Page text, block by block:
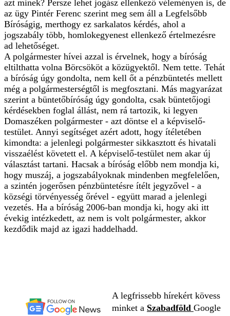
azt minek? Persze lehet jogász ellenkező véleményen is, de
az ügy Pintér Ferenc szerint meg sem áll a Legfelsőbb
Bíróságig, merthogy ez sarkalatos kérdés, ahol a
jogszabály több, homlokegyenest ellenkező értelmezésre
ad lehetőséget.
A polgármester hívei azzal is érvelnek, hogy a bíróság
eltilthatta volna Börcsököt a közügyektől. Nem tette. Tehát
a bíróság úgy gondolta, nem kell őt a pénzbüntetés mellett
még a polgármesterségtől is megfosztani. Más magyarázat
szerint a büntetőbíróság úgy gondolta, csak büntetőjogi
kérdésekben foglal állást, nem rá tartozik, ki legyen
Domaszéken polgármester - azt döntse el a képviselő-
testület. Annyi segítséget azért adott, hogy ítéletében
kimondta: a jelenlegi polgármester sikkasztott és hivatali
visszaélést követett el. A képviselő-testület nem akar új
választást tartani. Hacsak a bíróság előbb nem mondja ki,
hogy muszáj, a jogszabályoknak mindenben megfelelően,
a szintén jogerősen pénzbüntetésre ítélt jegyzővel - a
községi törvényesség őrével - együtt marad a jelenlegi
vezetés. Ha a bíróság 2006-ban mondja ki, hogy aki itt
évekig intézkedett, az nem is volt polgármester, akkor
kezdődik majd az igazi haddelhadd.
A legfrissebb hírekért kövess
minket a Szabadföld Google